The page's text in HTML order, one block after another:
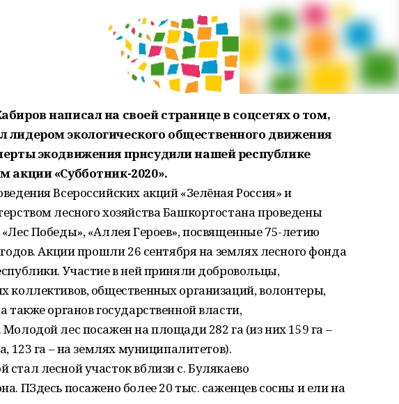
написал на своей странице в соцсетях о том,
лидером экологического общественного движения
экодвижения присудили нашей республике
акции «Субботник-2020».
Всероссийских акций «Зелёная Россия» и
лесного хозяйства Башкортостана проведены
Победы», «Аллея Героев», посвященные 75-летию
Акции прошли 26 сентября на землях лесного фонда
Участие в ней приняли добровольцы,
коллективов, общественных организаций, волонтеры,
органов государственной власти,
лес посажен на площади 282 га (из них 159 га –
123 га – на землях муниципалитетов).
лесной участок вблизи с. Булякаево
ПЗдесь посажено более 20 тыс. саженцев сосны и ели на